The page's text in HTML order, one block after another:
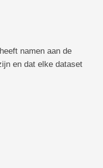
namen aan de
en dat elke dataset